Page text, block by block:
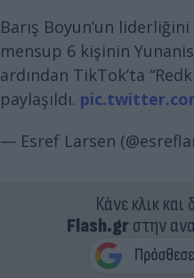
Barış Boyun’un
mensup 6 kişinin
ardından TikTok’ta
paylaşıldı.
— Esref Larsen
Κάνε κλικ
Flash.grστην